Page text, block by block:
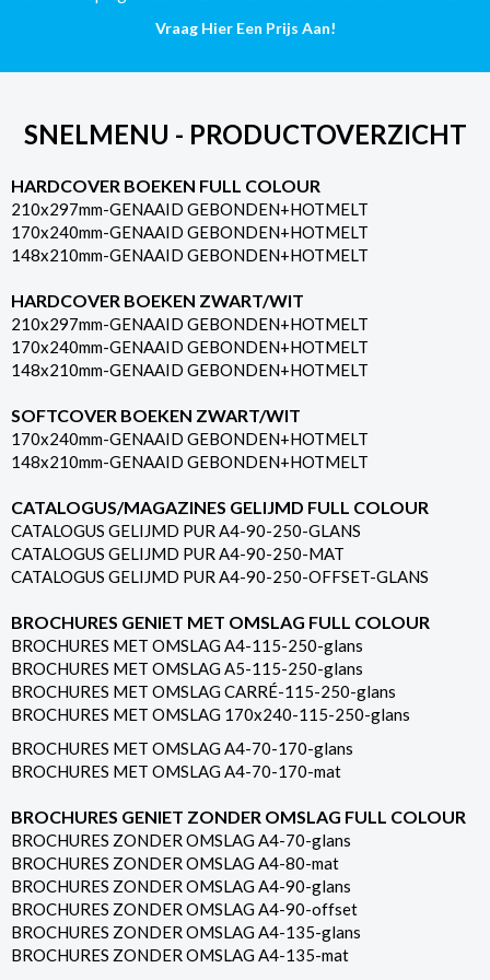
Vraag Hier Een Prijs Aan!
SNELMENU - PRODUCTOVERZICHT
HARDCOVER BOEKEN FULL COLOUR
210x297mm-GENAAID GEBONDEN+HOTMELT
170x240mm-GENAAID GEBONDEN+HOTMELT
148x210mm-GENAAID GEBONDEN+HOTMELT
HARDCOVER BOEKEN ZWART/WIT
210x297mm-GENAAID GEBONDEN+HOTMELT
170x240mm-GENAAID GEBONDEN+HOTMELT
148x210mm-GENAAID GEBONDEN+HOTMELT
SOFTCOVER BOEKEN ZWART/WIT
170x240mm-GENAAID GEBONDEN+HOTMELT
148x210mm-GENAAID GEBONDEN+HOTMELT
CATALOGUS/MAGAZINES GELIJMD FULL COLOUR
CATALOGUS GELIJMD PUR A4-90-250-GLANS
CATALOGUS GELIJMD PUR A4-90-250-MAT
CATALOGUS GELIJMD PUR A4-90-250-OFFSET-GLANS
BROCHURES GENIET MET OMSLAG FULL COLOUR
BROCHURES MET OMSLAG A4-115-250-glans
BROCHURES MET OMSLAG A5-115-250-glans
BROCHURES MET OMSLAG CARRÉ-115-250-glans
BROCHURES MET OMSLAG 170x240-115-250-glans
BROCHURES MET OMSLAG A4-70-170-glans
BROCHURES MET OMSLAG A4-70-170-mat
BROCHURES GENIET ZONDER OMSLAG FULL COLOUR
BROCHURES ZONDER OMSLAG A4-70-glans
BROCHURES ZONDER OMSLAG A4-80-mat
BROCHURES ZONDER OMSLAG A4-90-glans
BROCHURES ZONDER OMSLAG A4-90-offset
BROCHURES ZONDER OMSLAG A4-135-glans
BROCHURES ZONDER OMSLAG A4-135-mat